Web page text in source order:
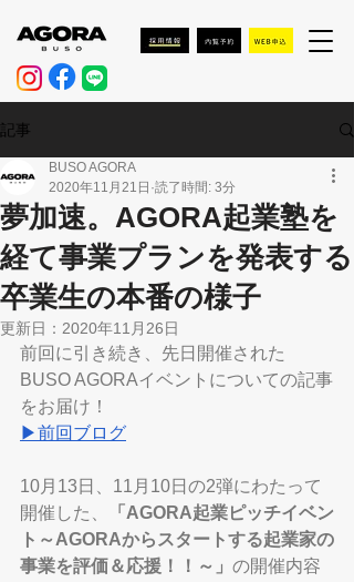
記事
夢加速。AGORA起業塾を
経て事業プランを発表する
卒業生の本番の様子
BUSO AGORA
2020年11月21日 読了時間: 3分
更新日： 2020年11月26日
前回に引き続き、先日開催された
BUSO AGORAイベントについての記事
をお届け！
▶前回ブログ
10月13日、11月10日の2弾にわたって
開催した、
「AGORA起業ピッチイベン
ト～AGORAからスタートする起業家の
事業を評価＆応援！！～」 の開催内容